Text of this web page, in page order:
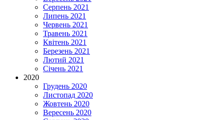
Серпень 2021
Липень 2021
Червень 2021
Травень 2021
Квітень 2021
Березень 2021
Лютий 2021
Січень 2021
2020
Грудень 2020
Листопад 2020
Жовтень 2020
Вересень 2020